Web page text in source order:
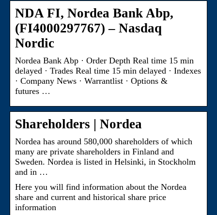
NDA FI, Nordea Bank Abp,
(FI4000297767) – Nasdaq
Nordic
Nordea Bank Abp · Order Depth Real time 15 min
delayed · Trades Real time 15 min delayed · Indexes
· Company News · Warrantlist · Options &
futures …
Shareholders | Nordea
Nordea has around 580,000 shareholders of which
many are private shareholders in Finland and
Sweden. Nordea is listed in Helsinki, in Stockholm
and in …
Here you will find information about the Nordea
share and current and historical share price
information